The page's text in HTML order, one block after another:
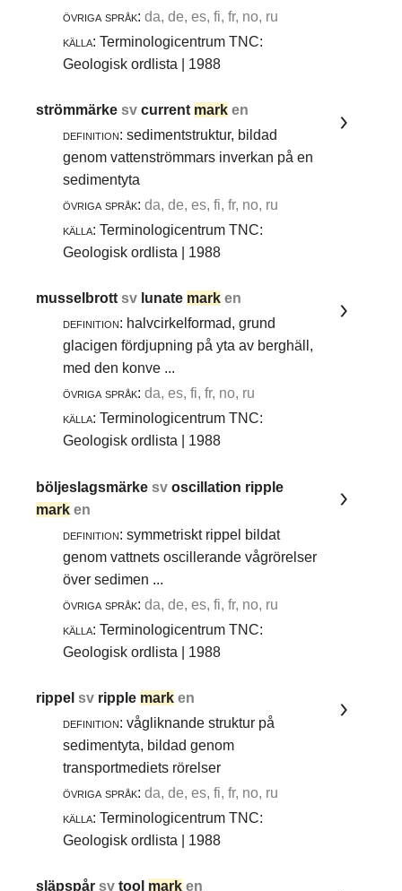
övriga språk: da, de, es, fi, fr, no, ru
källa: Terminologicentrum TNC:
Geologisk ordlista | 1988
strömmärkesvcurrent mark en
definition: sedimentstruktur, bildad
genom vattenströmmars inverkan på en
sedimentyta
övriga språk: da, de, es, fi, fr, no, ru
källa: Terminologicentrum TNC:
Geologisk ordlista | 1988
musselbrottsv lunate mark en
definition: halvcirkelformad, grund
glacigen fördjupning på yta av berghäll,
med den konve ...
övriga språk: da, es, fi, fr, no, ru
källa: Terminologicentrum TNC:
Geologisk ordlista | 1988
böljeslagsmärkesvoscillation ripple
mark en
definition: symmetriskt rippel bildat
genom vattnets oscillerande vågrörelser
över sedimen ...
övriga språk: da, de, es, fi, fr, no, ru
källa: Terminologicentrum TNC:
Geologisk ordlista | 1988
rippelsv ripple mark en
definition: vågliknande struktur på
sedimentyta, bildad genom
transportmediets rörelser
övriga språk: da, de, es, fi, fr, no, ru
källa: Terminologicentrum TNC:
Geologisk ordlista | 1988
släpspårsvtool mark en